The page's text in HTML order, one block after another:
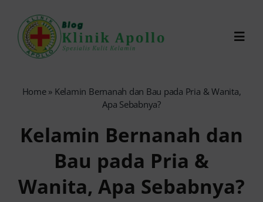
content
Reservasi Online
Search
Home» Kelamin Bernanah dan Bau pada Pria & Wanita,
Apa Sebabnya?
Kelamin Bernanah dan
Bau pada Pria &
Wanita, Apa Sebabnya?